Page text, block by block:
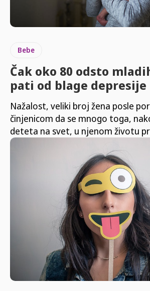
Bebe
Čak oko 80 odsto
pati od blage depresije
Nažalost, veliki broj žena posle
činjenicom da se mnogo toga,
deteta na svet, u njenom životu